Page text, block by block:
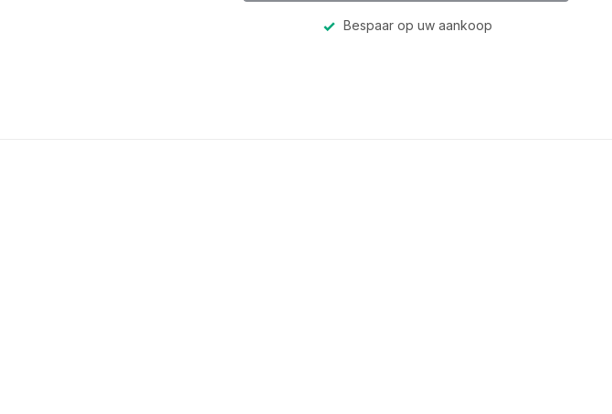
Bespaar op uw aankoop